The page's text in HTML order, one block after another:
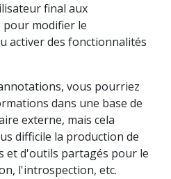
final aux
modifier le
activer des fonctionnalités
vous pourriez
dans une base de
externe, mais cela
difficile la production de
et d'outils partagés pour le
l'introspection, etc.